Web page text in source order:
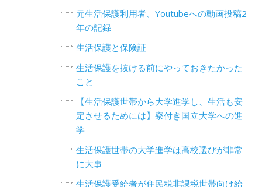
元生活保護利用者、Youtubeへの動画投稿2
年の記録
生活保護と保険証
生活保護を抜ける前にやっておきたかった
こと
【生活保護世帯から大学進学し、生活も安
定させるためには】寮付き国立大学への進
学
生活保護世帯の大学進学は高校選びが非常
に大事
生活保護受給者が住民税非課税世帯向け給